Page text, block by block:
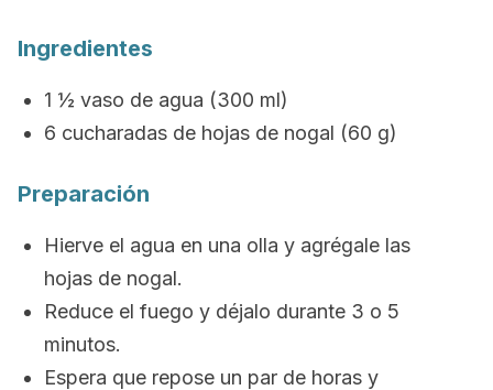
Ingredientes
1 ½ vaso de agua (300 ml)
6 cucharadas de hojas de nogal (60 g)
Preparación
Hierve el agua en una olla y agrégale las
hojas de nogal.
Reduce el fuego y déjalo durante 3 o 5
minutos.
Espera que repose un par de horas y